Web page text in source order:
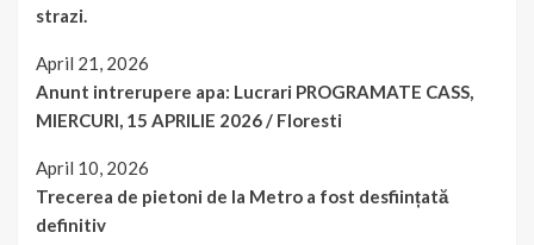
strazi.
April 21, 2026
Anunt intrerupere apa: Lucrari PROGRAMATE CASS,
MIERCURI, 15 APRILIE 2026 / Floresti
April 10, 2026
Trecerea de pietoni de la Metro a fost desființată
definitiv